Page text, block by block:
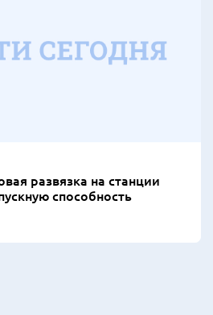
развязка на станции
способность